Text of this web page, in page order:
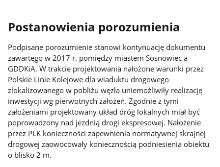
Postanowienia porozumienia
Podpisane porozumienie stanowi kontynuację dokumentu
zawartego w 2017 r. pomiędzy miastem Sosnowiec a
GDDKiA. W trakcie projektowania nałożone warunki przez
Polskie Linie Kolejowe dla wiaduktu drogowego
zlokalizowanego w pobliżu węzła uniemożliwiły realizację
inwestycji wg pierwotnych założeń. Zgodnie z tymi
założeniami projektowany układ dróg lokalnych miał być
poprowadzony nad jezdnią drogi ekspresowej. Nałożenie
przez PLK konieczności zapewnienia normatywnej skrajnej
drogowej zaowocowały koniecznością podniesienia obiektu
o blisko 2 m.